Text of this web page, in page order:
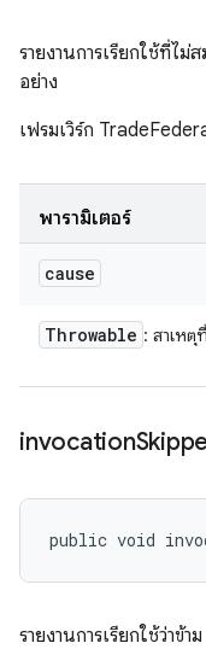
รายงานการเรียกใช้ที่ไ
อย่าง
เฟรมเวิร์ก
พารามิเตอร์
cause
Throwable : สาเหตุที่
invocation
public void
รายงานการเรียกใช้ว่าข้าม